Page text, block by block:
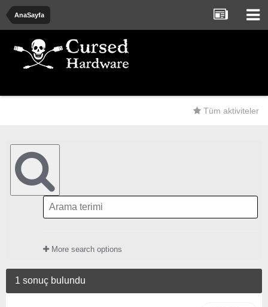
AnaSayfa
Tüm aktiviteler
More search options
1 sonuç bulundu